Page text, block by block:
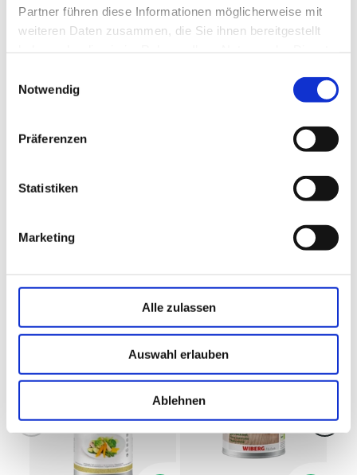
Partner führen diese Informationen möglicherweise mit
weiteren Daten zusammen, die Sie ihnen bereitgestellt
Notwendig
Präferenzen
Statistiken
Marketing
Alle zulassen
Auswahl erlauben
Ablehnen
Dosierung: nach Geschmack
Beliebte Produkte